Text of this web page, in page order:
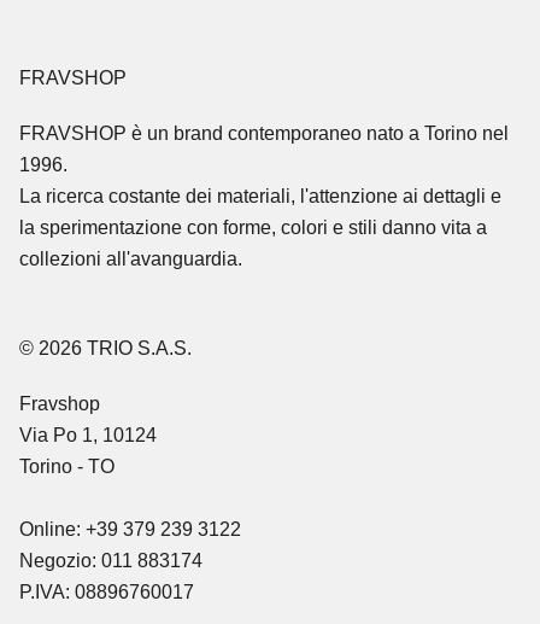
FRAVSHOP
FRAVSHOP è un brand contemporaneo nato a Torino nel
1996.
La ricerca costante dei materiali, l'attenzione ai dettagli e
la sperimentazione con forme, colori e stili danno vita a
collezioni all'avanguardia.
© 2026 TRIO S.A.S.
Fravshop
Via Po 1, 10124
Torino - TO
Online: +39 379 239 3122
Negozio: 011 883174
P.IVA: 08896760017